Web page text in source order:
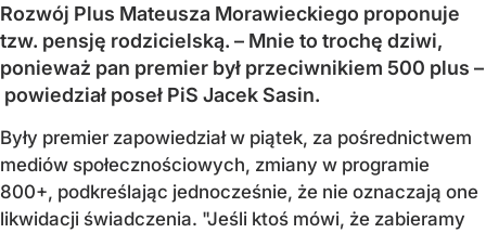
Rozwój Plus Mateusza Morawieckiego proponuje
tzw. pensję rodzicielską. – Mnie to trochę dziwi,
ponieważ pan premier był przeciwnikiem 500 plus –
powiedział poseł PiS Jacek Sasin.
Były premier zapowiedział w piątek, za pośrednictwem
mediów społecznościowych, zmiany w programie
800+, podkreślając jednocześnie, że nie oznaczają one
likwidacji świadczenia. "Jeśli ktoś mówi, że zabieramy